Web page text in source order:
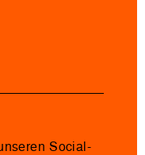
Social-